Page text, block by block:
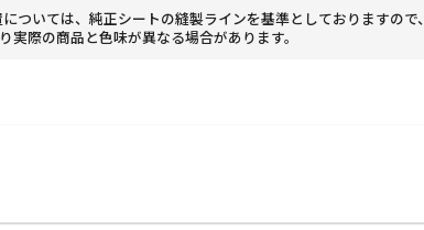
いては、純正シートの縫製ラインを基準としておりますので、
実際の商品と色味が異なる場合があります。